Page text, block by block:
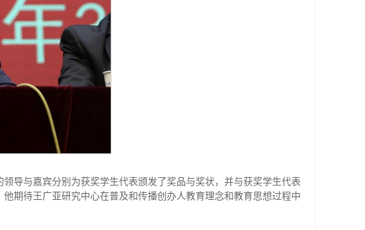
导与嘉宾分别为获奖学生代表颁发了奖品与奖状，并与获奖学生代表
期待王广亚研究中心在普及和传播创办人教育理念和教育思想过程中